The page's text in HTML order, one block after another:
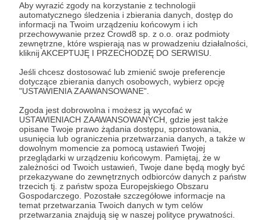
Aby wyrazić zgody na korzystanie z technologii
automatycznego śledzenia i zbierania danych, dostęp do
informacji na Twoim urządzeniu końcowym i ich
przechowywanie przez Crowd8 sp. z o.o. oraz podmioty
zewnętrzne, które wspierają nas w prowadzeniu działalności,
kliknij AKCEPTUJĘ I PRZECHODZĘ DO SERWISU.
Jeśli chcesz dostosować lub zmienić swoje preferencje
dotyczące zbierania danych osobowych, wybierz opcję
"USTAWIENIA ZAAWANSOWANE".
Zgoda jest dobrowolna i możesz ją wycofać w
USTAWIENIACH ZAAWANSOWANYCH, gdzie jest także
opisane Twoje prawo żądania dostępu, sprostowania,
usunięcia lub ograniczenia przetwarzania danych, a także w
dowolnym momencie za pomocą ustawień Twojej
przeglądarki w urządzeniu końcowym. Pamiętaj, że w
zależności od Twoich ustawień, Twoje dane będą mogły być
przekazywane do zewnętrznych odbiorców danych z państw
trzecich tj. z państw spoza Europejskiego Obszaru
Gospodarczego. Pozostałe szczegółowe informacje na
temat przetwarzania Twoich danych w tym celów
przetwarzania znajdują się w naszej polityce prywatności.
* Zapoznałem się i akceptujęRegulaminserwisu oraz
* Wyrażam zgodę na przetwarzanie moich danych
osobowych podanych w formularzu rejestracyjnym w celu
prawidłowego świadczenia usług serwisu Patronite.
Wyrażam zgodę na otrzymywanie drogą elektroniczną
informacji handlowych - newslettera. Opcja ta może zostać
zmieniona w ustawieniach konta.